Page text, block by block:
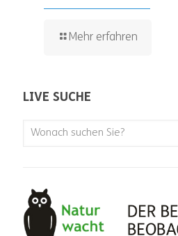
Mehr erfahren
LIVE SUCHE